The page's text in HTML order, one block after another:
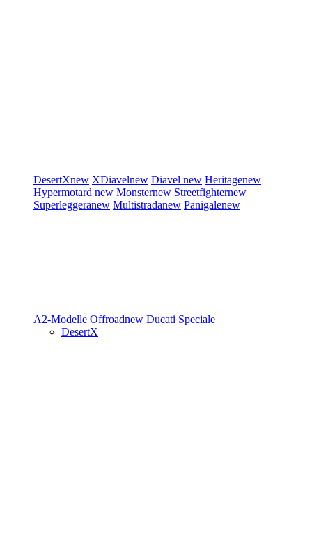
DesertXnew XDiavelnew Diavel new Heritagenew
Hypermotard new Monsternew Streetfighternew
Superleggeranew Multistradanew Panigalenew
A2-Modelle Offroadnew Ducati Speciale
DesertX